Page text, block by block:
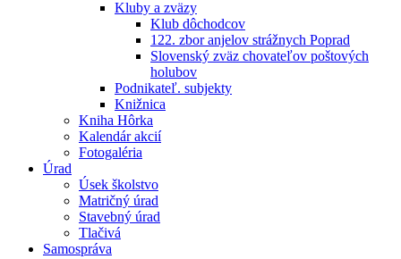
Kluby a zväzy
Klub dôchodcov
122. zbor anjelov strážnych Poprad
Slovenský zväz chovateľov poštových
holubov
Podnikateľ. subjekty
Knižnica
Kniha Hôrka
Kalendár akcií
Fotogaléria
Úrad
Úsek školstvo
Matričný úrad
Stavebný úrad
Tlačivá
Samospráva